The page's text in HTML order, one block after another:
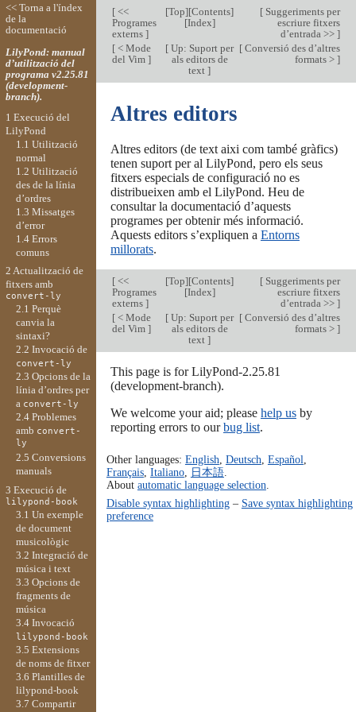
[<<
Programes
externs ]
[Top][Contents]
[Index]
[Suggeriments per
escriure fitxers
d’entrada >> ]
[< Mode
del Vim ]
[ Up: Suport per
als editors de
text]
[Conversió des d’altres
formats > ]
Altres editors
Altres editors (de text aixi com també gràfics)
tenen suport per al LilyPond, pero els seus
fitxers especials de configuració no es
distribueixen amb el LilyPond. Heu de
consultar la documentació d’aquests
programes per obtenir més informació.
Aquests editors s’expliquen a Entorns
millorats.
[<<
Programes
externs ]
[Top][Contents]
[Index]
[Suggeriments per
escriure fitxers
d’entrada >> ]
[< Mode
del Vim ]
[ Up: Suport per
als editors de
text]
[Conversió des d’altres
formats > ]
This page is for LilyPond-2.25.81
(development-branch).
We welcome your aid; please help usby
reporting errors to ourbug list.
Other languages: English Deutsch Español
Français, Italiano, 日本語.
About automatic language selection
Disable syntax highlighting– Save syntax highlighting
preference
<< Torna a l'índex
de la
documentació
LilyPond: manual
d’utilització del
programa v2.25.81
(development-
branch).
1 Execució del
LilyPond
1.1 Utilització
normal
1.2 Utilització
des de la línia
d’ordres
1.3 Missatges
d’error
1.4 Errors
comuns
2 Actualització de
fitxers amb
convert-ly
2.1 Perquè
canvia la
sintaxi?
2.2 Invocació de
convert-ly
2.3 Opcions de la
línia d’ordres per
a convert-ly
2.4 Problemes
amb convert-
ly
2.5 Conversions
manuals
3 Execució de
lilypond-book
3.1 Un exemple
de document
musicològic
3.2 Integració de
música i text
3.3 Opcions de
fragments de
música
3.4 Invocació
lilypond-book
3.5 Extensions
de noms de fitxer
3.6 Plantilles de
lilypond-book
3.7 Compartir